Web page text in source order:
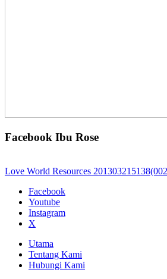
Facebook Ibu Rose
Love World Resources
Facebook
Youtube
Instagram
X
Utama
Tentang Kami
Hubungi Kami